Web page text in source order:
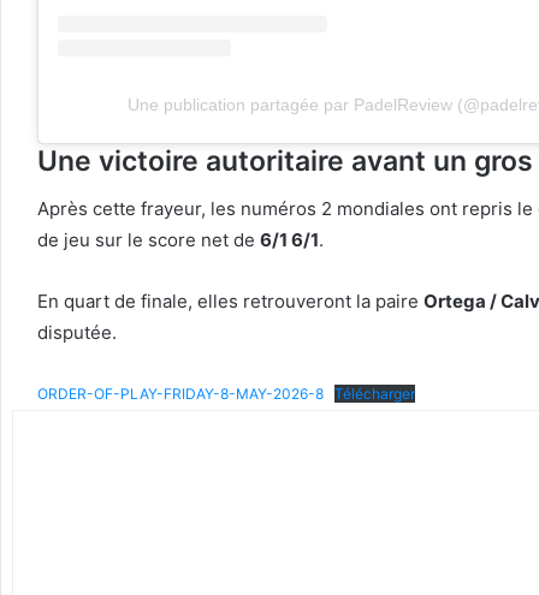
Une publication partagée par PadelReview
Une victoire autoritaire avant un
Après cette frayeur, les numéros 2 mondiales ont repris
de jeu sur le score net de 6/1 6/1.
En quart de finale, elles retrouveront la paire Ortega /
disputée.
ORDER-OF-PLAY-FRIDAY-8-MAY-2026-8 Télécharger